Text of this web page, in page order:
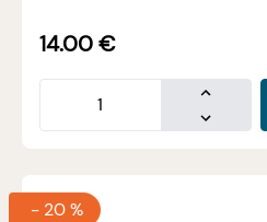
14.00€
- 20 %